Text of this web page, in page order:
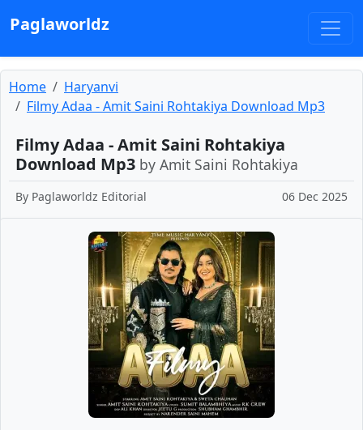
Paglaworldz
Home
Haryanvi
Filmy Adaa - Amit Saini Rohtakiya Download Mp3
Filmy Adaa - Amit Saini Rohtakiya
Download Mp3 by Amit Saini Rohtakiya
By Paglaworldz Editorial 06 Dec 2025